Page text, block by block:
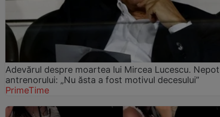
Adevărul despre moartea lui Mircea Lucescu.
antrenorului: „Nu ăsta a fost motivul decesului”
PrimeTime